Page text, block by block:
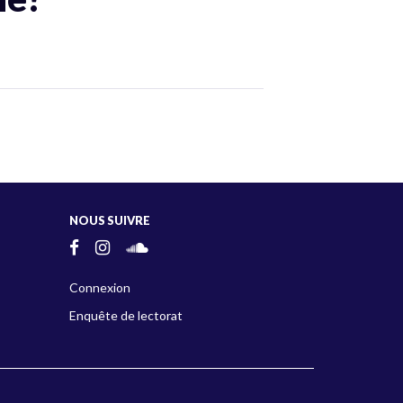
NOUS SUIVRE
Connexion
Enquête de lectorat